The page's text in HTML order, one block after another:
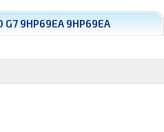
9HP69EA 9HP69EA